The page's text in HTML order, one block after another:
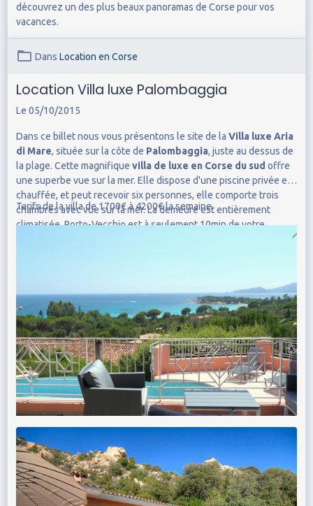
découvrez un des plus beaux panoramas de Corse pour vos
vacances.
Dans Location en Corse
Location Villa luxe Palombaggia
Le 05/10/2015
Dans ce billet nous vous présentons le site de la Villa luxe Aria
di Mare, située sur la côte de Palombaggia, juste au dessus de
la plage. Cette magnifique villa de luxe en Corse du sud offre
une superbe vue sur la mer. Elle dispose d'une piscine privée et
chauffée, et peut recevoir six personnes, elle comporte trois
chambres avec vue sur la mer. La demeure est entièrement
climatisée. Porto-Vecchio est à seulement 10min de votre
Tarifs de la villa de 1700€ à 4200€ la semaine.